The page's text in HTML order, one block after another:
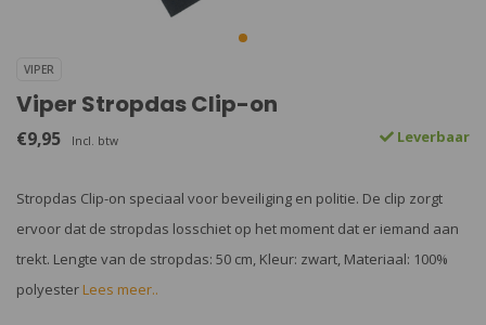
VIPER
Viper Stropdas Clip-on
€9,95 Incl. btw Leverbaar
Stropdas Clip-on speciaal voor beveiliging en politie. De clip zorgt
ervoor dat de stropdas losschiet op het moment dat er iemand aan
trekt. Lengte van de stropdas: 50 cm, Kleur: zwart, Materiaal: 100%
polyester Lees meer..